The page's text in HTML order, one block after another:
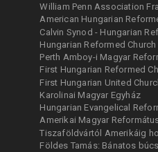
William Penn Association
American Hungarian
Calvin Synod - Hungarian
Hungarian Reformed Church
Perth Amboy-i Magyar
First Hungarian Reformed
First Hungarian United
Karolinai Magyar Egyház
Hungarian Evangelical
Amerikai Magyar
Tiszaföldvártól Amerikáig
Földes Tamás: Bánatos